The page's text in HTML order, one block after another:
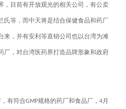
目前有开放观光的相关公司，有公卖
氏等，而中天将是结合保健食品和药厂
来，并有安利等直销公司也以台湾为滩
厂，对台湾医药界打造品牌形象和政府
有符合GMP规格的药厂和食品厂， 4月